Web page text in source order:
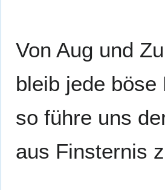
Von Aug und
bleib jede böse
so führe uns
aus Finsternis